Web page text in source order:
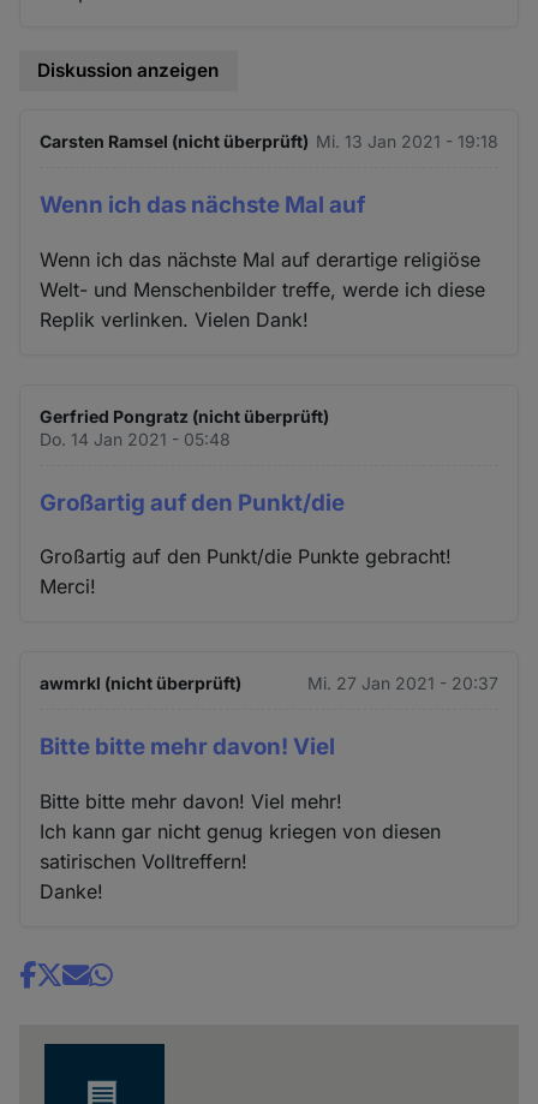
Diskussion anzeigen
Carsten Ramsel (nicht überprüft) Mi. 13 Jan 2021 - 19:18
Wenn ich das nächste Mal auf
Wenn ich das nächste Mal auf derartige religiöse
Welt- und Menschenbilder treffe, werde ich diese
Replik verlinken. Vielen Dank!
Gerfried Pongratz (nicht überprüft)
Do. 14 Jan 2021 - 05:48
Großartig auf den Punkt/die
Großartig auf den Punkt/die Punkte gebracht!
Merci!
awmrkl (nicht überprüft) Mi. 27 Jan 2021 - 20:37
Bitte bitte mehr davon! Viel
Bitte bitte mehr davon! Viel mehr!
Ich kann gar nicht genug kriegen von diesen
satirischen Volltreffern!
Danke!
Share